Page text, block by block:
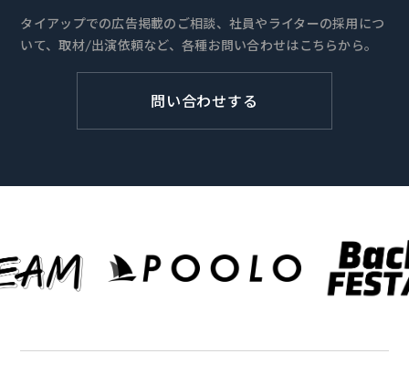
タイアップでの広告掲載のご相談、社員やライターの採用につ
いて、取材/出演依頼など、各種お問い合わせはこちらから。
問い合わせする